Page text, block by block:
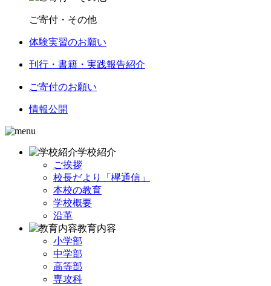
ご寄付・その他
体験実習のお願い
刊行・書籍・実践報告紹介
ご寄付のお願い
情報公開
学校紹介
ご挨拶
校長だより「欅通信」
本校の教育
学校概要
沿革
教育内容
小学部
中学部
高等部
専攻科